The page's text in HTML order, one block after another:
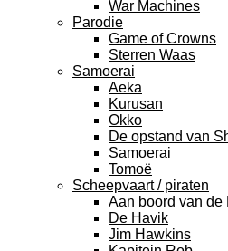
War Machines
Parodie
Game of Crowns
Sterren Waas
Samoerai
Aeka
Kurusan
Okko
De opstand van
Samoerai
Tomoë
Scheepvaart / piraten
Aan boord van de
De Havik
Jim Hawkins